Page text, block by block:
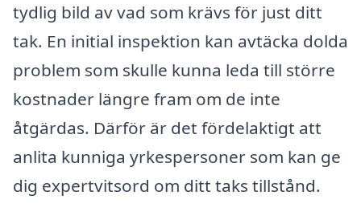
tydlig bild av vad som krävs för just ditt
tak. En initial inspektion kan avtäcka dolda
problem som skulle kunna leda till större
kostnader längre fram om de inte
åtgärdas. Därför är det fördelaktigt att
anlita kunniga yrkespersoner som kan ge
dig expertvitsord om ditt taks tillstånd.